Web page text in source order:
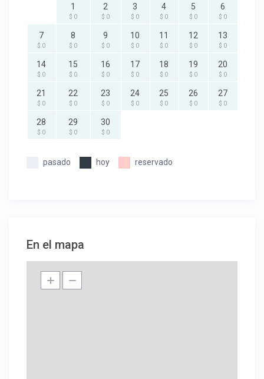
1
$ 0
2
$ 0
3
$ 0
4
$ 0
5
$ 0
6
$ 0
7
$ 0
8
$ 0
9
$ 0
10
$ 0
11
$ 0
12
$ 0
13
$ 0
14
$ 0
15
$ 0
16
$ 0
17
$ 0
18
$ 0
19
$ 0
20
$ 0
21
$ 0
22
$ 0
23
$ 0
24
$ 0
25
$ 0
26
$ 0
27
$ 0
28
$ 0
29
$ 0
30
$ 0
pasado hoy reservado
En el mapa